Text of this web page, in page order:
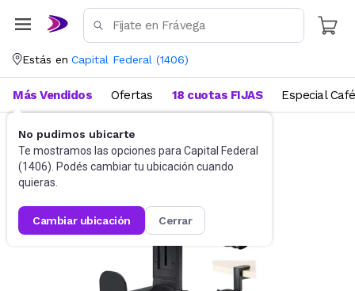
Estás en Capital Federal (1406)
No pudimos ubicarte
Te mostramos las opciones para Capital Federal
(1406). Podés cambiar tu ubicación cuando
quieras.
cambiar ubicación cerrar
Más Vendidos Ofertas 18 cuotas FIJAS Especial Café
Videojuegos Accesorios